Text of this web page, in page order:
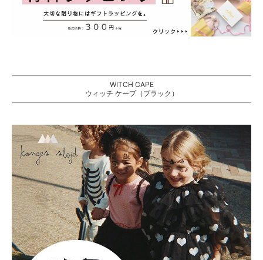
WITCH CAPE
ウィッチ ケープ（ブラック）